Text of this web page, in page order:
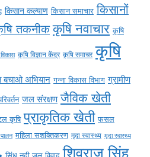
किसान कल्याण किसान समाचार किसानों
तकनीक कृषि नवाचार कृषि
कृषि विज्ञान केंद्र कृषि समाचर कृषि
अभियान गन्ना विकास विभाग ग्रामीण
जल संरक्षण जैविक खेती
कृषि प्राकृतिक खेती फसल
महिला सशक्तिकरण मृदा स्वास्थ्य मृदा स्वास्थ्य
सिंधु नदी जल विवाद शिवराज सिंह